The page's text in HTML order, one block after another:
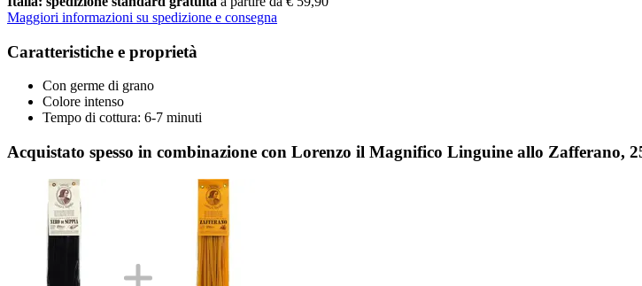
Maggiori informazioni su spedizione e consegna
Caratteristiche e proprietà
Con germe di grano
Colore intenso
Tempo di cottura: 6-7 minuti
Acquistato spesso in combinazione con Lorenzo il Magnifico Linguine allo Zafferano,